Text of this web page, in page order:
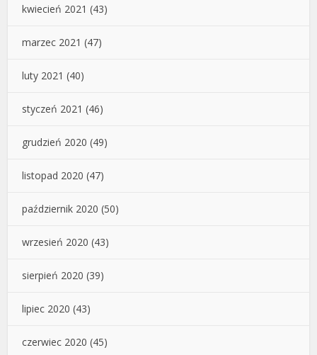
kwiecień 2021 (43)
marzec 2021 (47)
luty 2021 (40)
styczeń 2021 (46)
grudzień 2020 (49)
listopad 2020 (47)
październik 2020 (50)
wrzesień 2020 (43)
sierpień 2020 (39)
lipiec 2020 (43)
czerwiec 2020 (45)